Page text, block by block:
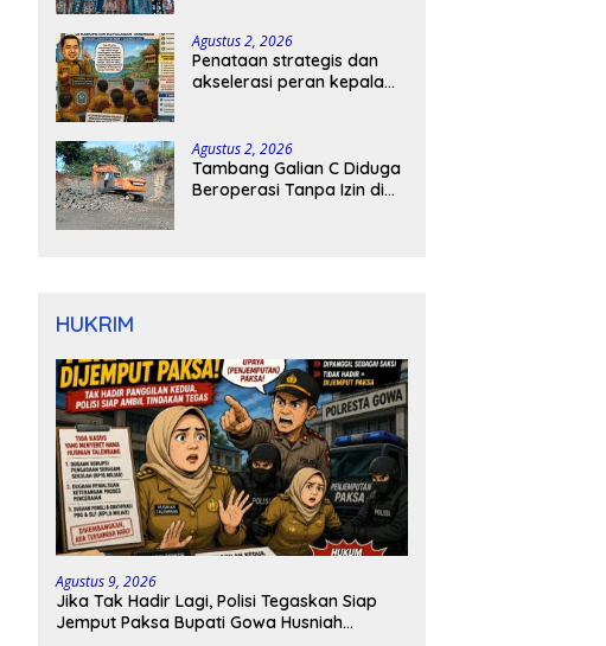
Agustus 2, 2026
Penataan strategis dan
akselerasi peran kepala
Agustus 2, 2026
Tambang Galian C Diduga
Beroperasi Tanpa Izin di
HUKRIM
Agustus 9, 2026
Jika Tak Hadir Lagi, Polisi Tegaskan Siap
Jemput Paksa Bupati Gowa Husniah